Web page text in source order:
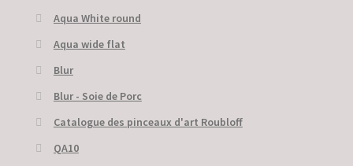
Aqua White round
Aqua wide flat
Blur
Blur - Soie de Porc
Catalogue des pinceaux d'art Roubloff
QA10